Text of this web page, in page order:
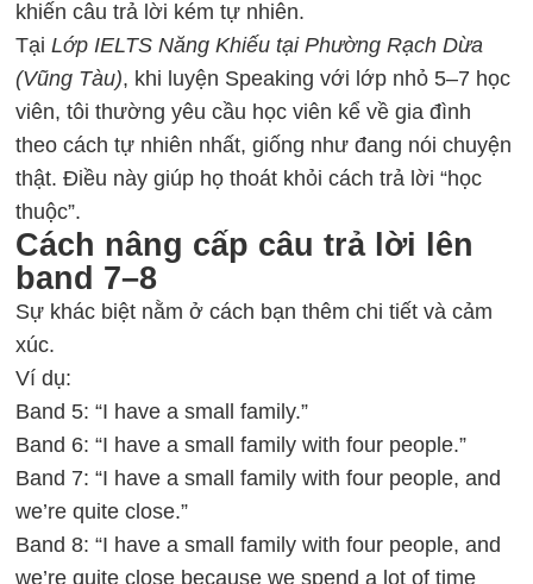
khiến câu trả lời kém tự nhiên.
TạiLớp IELTS Năng Khiếu tại Phường Rạch Dừa
(Vũng Tàu), khi luyện Speaking với lớp nhỏ 5–7 học
viên, tôi thường yêu cầu học viên kể về gia đình
theo cách tự nhiên nhất, giống như đang nói chuyện
thật. Điều này giúp họ thoát khỏi cách trả lời “học
thuộc”.
Cách nâng cấp câu trả lời lên
band 7–8
Sự khác biệt nằm ở cách bạn thêm chi tiết và cảm
xúc.
Ví dụ:
Band 5: “I have a small family.”
Band 6: “I have a small family with four people.”
Band 7: “I have a small family with four people, and
we’re quite close.”
Band 8: “I have a small family with four people, and
we’re quite close because we spend a lot of time